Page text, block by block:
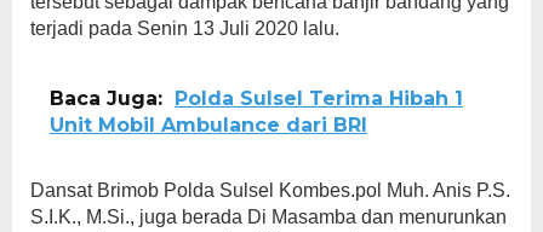
terjadi pada Senin 13 Juli 2020 lalu.
Baca Juga:
Polda Sulsel Terima Hibah 1
Unit Mobil Ambulance dari BRI
Dansat Brimob Polda Sulsel Kombes.pol Muh. Anis P.S.
S.I.K., M.Si., juga berada Di Masamba dan menurunkan